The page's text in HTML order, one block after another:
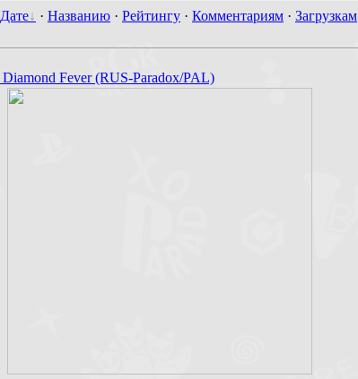
Дате · Названию · Рейтингу · Комментариям · Загрузкам
Fever (RUS-Paradox/PAL)